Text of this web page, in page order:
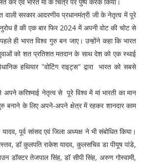
कर एवं भारत मां के चित्र पर पुष्प करके किया।
सरकार आदरणीय प्रधानमंत्री जी के नेतृत्व में पूरे
है की एक बार फिर 2024 में अपनी वोट की चोट से
ही भारत विश्व गुरु बन जाए। उन्होंने कहा कि भारत
को शत प्रतिशत मतदान के साथ देश को एक स्थाई
हथियार "वोटिंग राइट्स" द्वारा भारत को सबसे
करिश्माई नेतृत्व से पूरे विश्व में मां भारती का मान
बनाने के लिए अपने-अपने क्षेत्र में रहकर शानदार काम
पूर्व सांसद एवं जिला अध्यक्ष ने भी संबोधित किया।
डॉ कुलपति राकेश यादव, कुलसचिव डा पीयूष पांडे,
डॉक्टर तेजपाल सिंह, डॉ सीपी सिंह, अरुण गोस्वामी,